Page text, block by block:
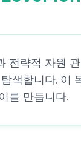
전략적 자원
색합니다. 이
를 만듭니다.